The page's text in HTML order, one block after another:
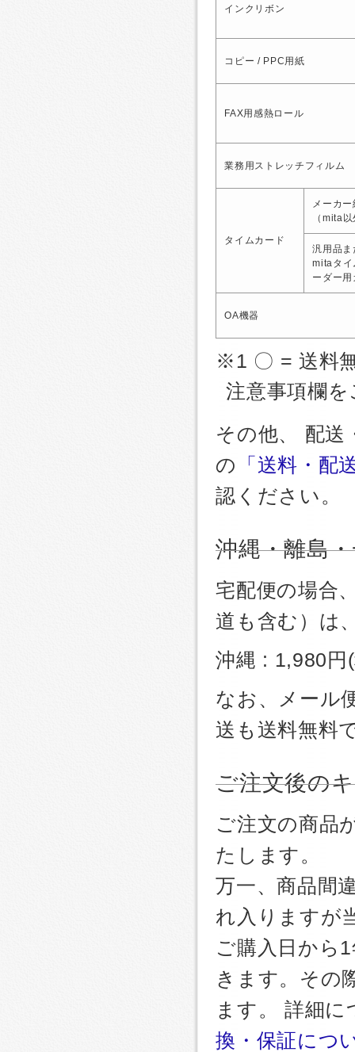
インクリボン
コピー / PPC用紙
FAX用感熱ロール
業務用ストレッチフィルム
タイムカード
メーカ
（mita
汎用品ま
mitaタイ
ーダー
OA機器
※1 〇 = 送料
注意事項欄
その他、 配送
の
「送料・配
認ください。
沖縄・離島
宅配便の場合
道も含む）は
沖縄 : 1,980円
なお、メール
送も送料無料
ご注文後の
ご注文の商品
たします。
万一、商品間
れ入りますが
ご購入日から
きます。その
ます。 詳細
換・保証につ